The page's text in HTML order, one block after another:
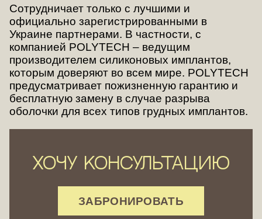
Сотрудничает только с лучшими и
официально зарегистрированными в
Украине партнерами. В частности, с
компанией POLYTECH – ведущим
производителем силиконовых имплантов,
которым доверяют во всем мире. POLYTECH
предусматривает пожизненную гарантию и
бесплатную замену в случае разрыва
оболочки для всех типов грудных имплантов.
Хочу консультацию
ЗАБРОНИРОВАТЬ